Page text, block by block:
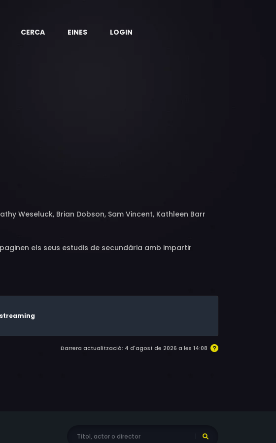
CERCA EINES LOGIN
Weseluck, Brian Dobson, Sam Vincent, Kathleen Barr
els seus estudis de secundària amb impartir
Darrera actualització: 4 d'agost de 2026 a les 14:08